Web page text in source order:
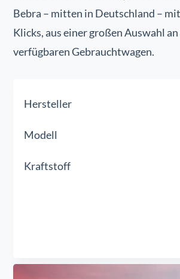
Bebra – mitten in Deutschland –
Klicks, aus einer großen Auswahl
verfügbaren Gebrauchtwagen.
Hersteller
Modell
Kraftstoff